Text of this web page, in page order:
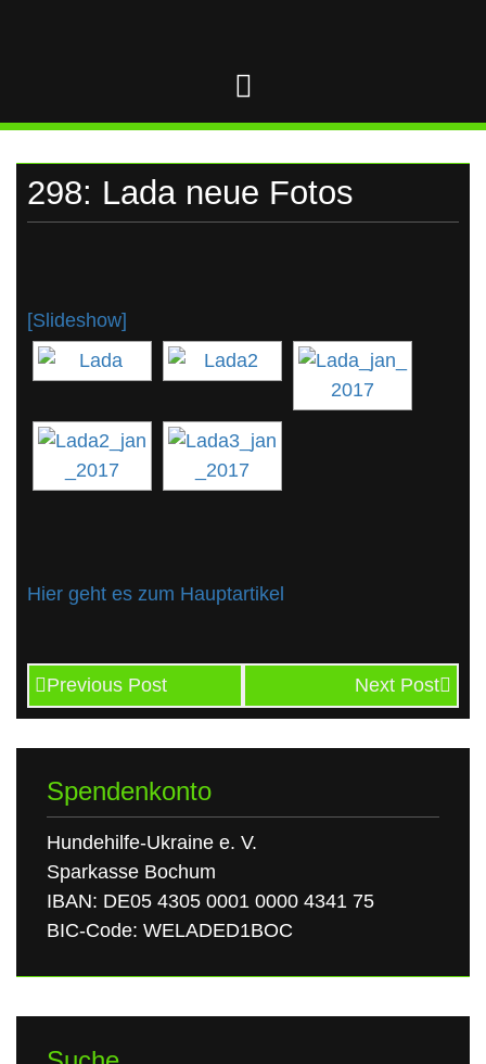
298: Lada neue Fotos
[Slideshow]
Hier geht es zum Hauptartikel
Previous Post Next Post
Spendenkonto
Hundehilfe-Ukraine e. V.
Sparkasse Bochum
IBAN: DE05 4305 0001 0000 4341 75
BIC-Code: WELADED1BOC